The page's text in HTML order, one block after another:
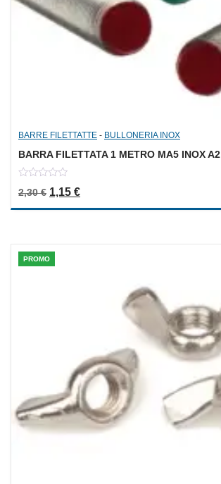
BARRE FILETTATTE - BULLONERIA INOX
BARRA FILETTATA 1 METRO MA5 INOX A2
out
5
2,30€ Il prezzo originale era: 2,30 €.
1,15 €Il prezzo attuale è: 1,15 €.
PROMO